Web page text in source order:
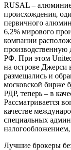
RUSAL –
происхождения,
первичного
6,2% мирового
компании
производственную
РФ. При этом
на острове
размещались и
московской бирже
РДР, теперь – в
Рассматривается
качестве
специальных
Лучшие брокеры